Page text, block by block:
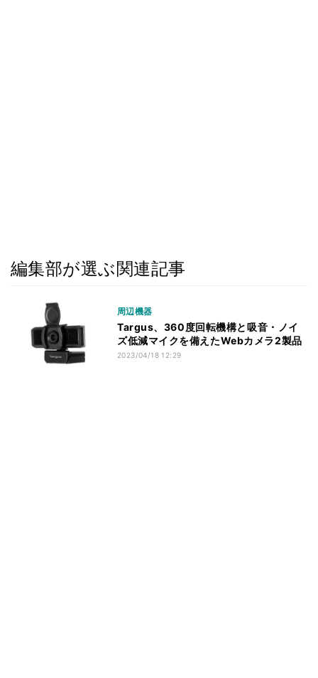
編集部が選ぶ関連記事
周辺機器
Targus、360度回転機構と吸音・ノイ
ズ低減マイクを備えたWebカメラ2製品
2023/04/18 12:29